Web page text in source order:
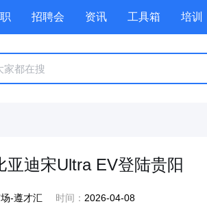
招聘会 资讯 工具箱 培训
迪宋Ultra EV登陆贵阳
-遵才汇 时间： 2026-04-08